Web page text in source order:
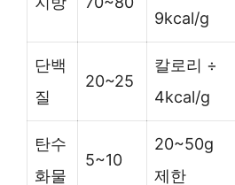
9kcal/g
단백
질
20~25
칼로리 ÷
4kcal/g
탄수
화물
5~10
20~50g
제한